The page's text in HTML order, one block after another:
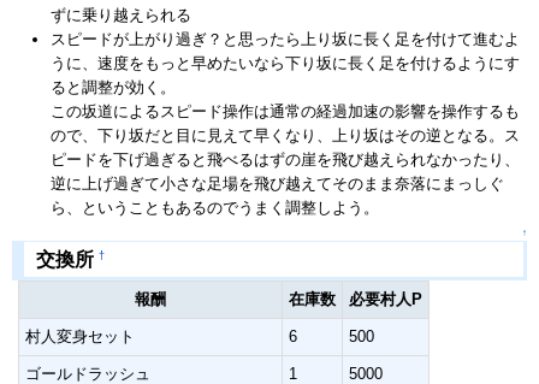
ずに乗り越えられる
スピードが上がり過ぎ？と思ったら上り坂に長く足を付けて進むよ
うに、速度をもっと早めたいなら下り坂に長く足を付けるようにす
ると調整が効く。
この坂道によるスピード操作は通常の経過加速の影響を操作するも
ので、下り坂だと目に見えて早くなり、上り坂はその逆となる。ス
ピードを下げ過ぎると飛べるはずの崖を飛び越えられなかったり、
逆に上げ過ぎて小さな足場を飛び越えてそのまま奈落にまっしぐ
ら、ということもあるのでうまく調整しよう。
↑
交換所 †
報酬 在庫数 必要村人P
村人変身セット 6 500
ゴールドラッシュ 1 5000